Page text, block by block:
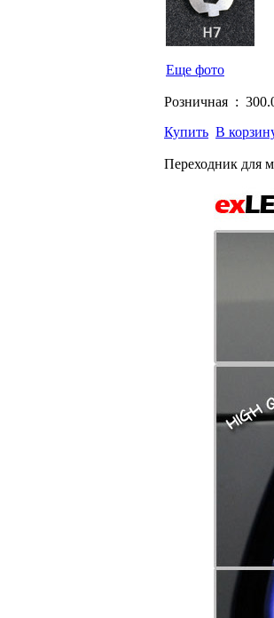
Еще фото
Розничная :
Купить В
Переходник для